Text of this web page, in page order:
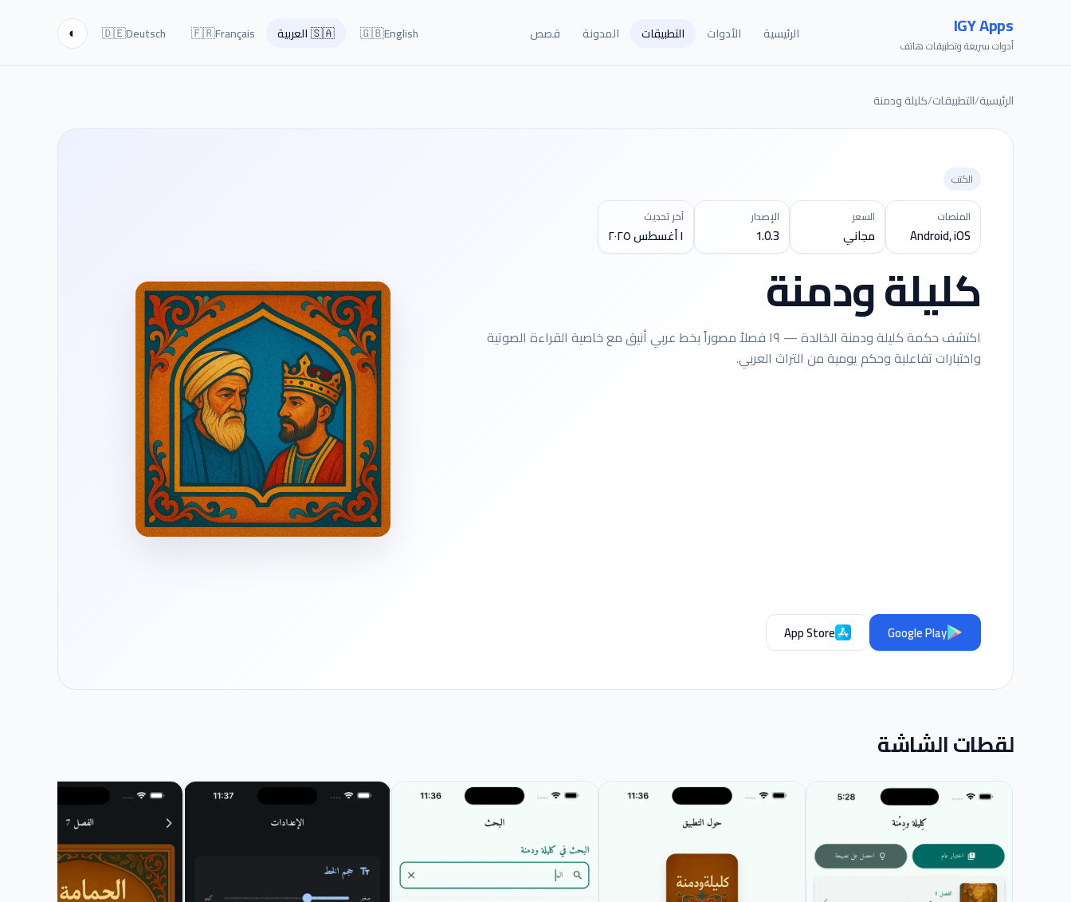
IGY Apps
أدوات سريعة وتطبيقات هاتف
الرئيسية الأدوات التطبيقات المدونة قصص 🇬🇧English
🇸🇦العربية 🇫🇷Français
🇩🇪Deutsch
◐
الرئيسية/التطبيقات/كليلة ودمنة
الكتب
المنصات
Android, iOS
السعر
مجاني
الإصدار
1.0.3
آخر تحديث
١ أغسطس ٢٠٢٥
كليلة ودمنة
اكتشف حكمة كليلة ودمنة الخالدة — ١٩ فصلاً مصوراً بخط عربي أنيق مع خاصية القراءة الصوتية
واختبارات تفاعلية وحكم يومية من التراث العربي.
Google Play
App Store
لقطات الشاشة